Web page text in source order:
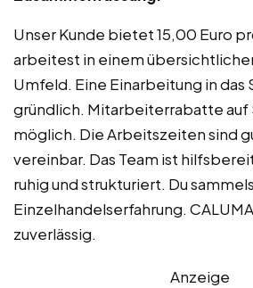
Unser Kunde bietet 15,00 Euro
arbeitest in einem
Umfeld. Eine Einarbeitung in
gründlich. Mitarbeiterrabatte auf
möglich. Die Arbeitszeiten sind
vereinbar. Das Team ist
ruhig und strukturiert. Du
Einzelhandelserfahrung.
zuverlässig.
Anzeige